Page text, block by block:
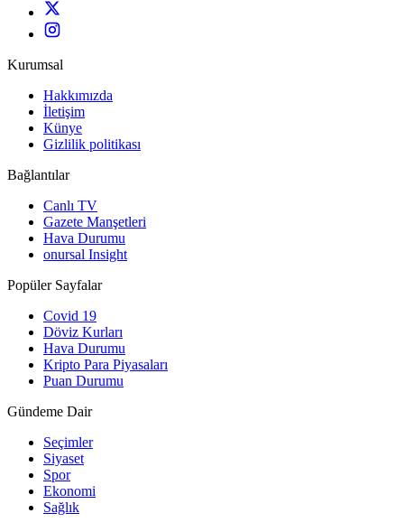
Kurumsal
Hakkımızda
İletişim
Künye
Gizlilik politikası
Bağlantılar
Canlı TV
Gazete Manşetleri
Hava Durumu
onursal Insight
Popüler Sayfalar
Covid 19
Döviz Kurları
Hava Durumu
Kripto Para Piyasaları
Puan Durumu
Gündeme Dair
Seçimler
Siyaset
Spor
Ekonomi
Sağlık